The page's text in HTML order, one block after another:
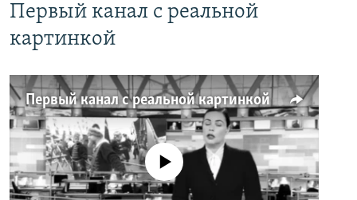
Первый канал с реальной
картинкой
Первый канал с реальной картинкой
No media source currently available